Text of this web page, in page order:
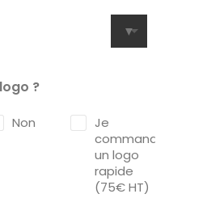
?
Non
Je
commande
un logo
rapide
(75€ HT)